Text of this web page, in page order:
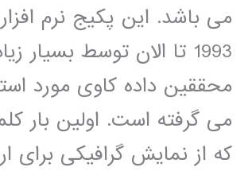
می باشد. این پکیج نرم
1993 تا الان توسط بسیار
محققین داده کاوی مورد
می گرفته است. اولین بار
که از نمایش گرافیکی برای